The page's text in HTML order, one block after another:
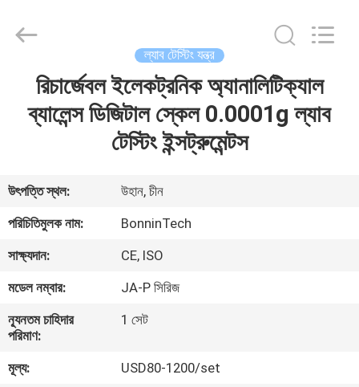
ভিডিও
সম্পর্কে
কারখানা
Copyright
ল্যাব টেস্টিং যন্ত্র
রিচার্জেবল ইলেকট্রনিক অ্যানালিটিক্যাল
ব্যালেন্স ডিজিটাল স্কেল 0.0001g ল্যাব
টেস্টিং ইন্সট্রুমেন্টস
উৎপত্তি স্থল:
উহান, চীন
পরিচিতিমুলক নাম:
BonninTech
সাক্ষ্যদান:
CE, ISO
মডেল নম্বার:
JA-P সিরিজ
ন্যূনতম চাহিদার
পরিমাণ:
1 সেট
মূল্য:
USD80-1200/set